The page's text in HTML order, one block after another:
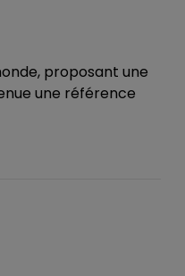
proposant une
une référence